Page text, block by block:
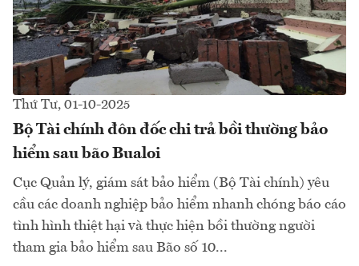
Thứ Tư, 01-10-2025
Bộ Tài chính đôn đốc chi trả bồi thường bảo
hiểm sau bão Bualoi
Cục Quản lý, giám sát bảo hiểm (Bộ Tài chính) yêu
cầu các doanh nghiệp bảo hiểm nhanh chóng báo cáo
tình hình thiệt hại và thực hiện bồi thường người
tham gia bảo hiểm sau Bão số 10...